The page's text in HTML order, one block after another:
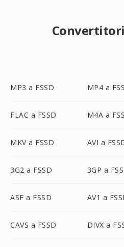
MP3 a FSSD MP4 a
FLAC a FSSD M4A a
MKV a FSSD AVI a
3G2 a FSSD 3GP a
ASF a FSSD AV1 a
CAVS a FSSD DIVX a